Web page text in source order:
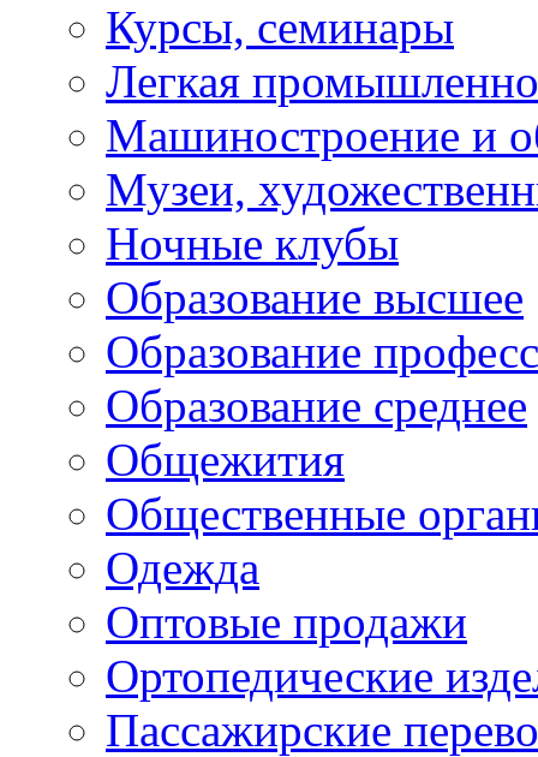
Курсы, семинары
Легкая
Машиностроение и
Музеи,
Ночные клубы
Образование высшее
Образование
Образование среднее
Общежития
Общественные
Одежда
Оптовые продажи
Ортопедические
Пассажирские